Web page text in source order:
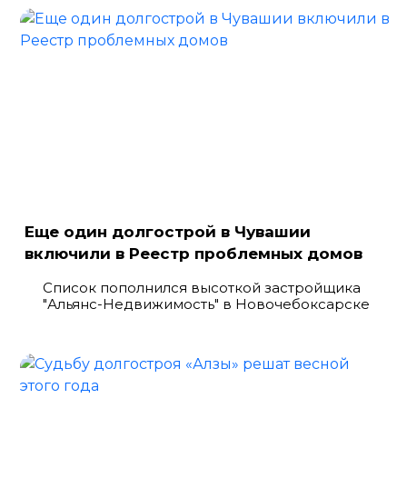
Еще один долгострой в Чувашии
включили в Реестр проблемных домов
Список пополнился высоткой застройщика
"Альянс-Недвижимость" в Новочебоксарске